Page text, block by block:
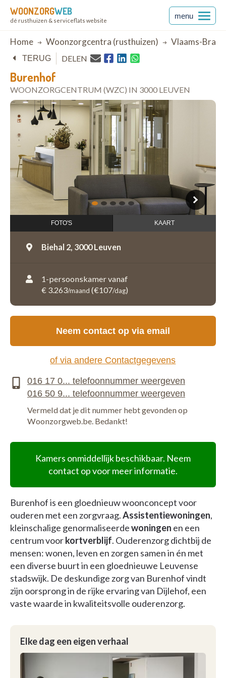
WOONZORGWEB
dé rusthuizen & serviceflats website
menu
Breadcrumb
Home Woonzorgcentra (rusthuizen) Vlaams-
Burenhof
WOONZORGCENTRUM (WZC) IN 3000 LEUVEN
TERUG DELEN
1 2 3 4 5
open in Google Maps
FOTO'S KAART
Biehal 2, 3000 Leuven
1-persoonskamer vanaf
€ 3.263/maand (€107/dag)
Kamers onmiddellijk beschikbaar. Neem
contact op voor meer informatie.
Burenhof is een gloednieuw woonconcept voor
ouderen met een zorgvraag.Assistentiewoningen,
kleinschalige genormaliseerdewoningen en een
centrum voorkortverblijf. Ouderenzorg dichtbij de
mensen: wonen, leven en zorgen samen in én met
een diverse buurt in een gloednieuwe Leuvense
stadswijk. De deskundige zorg van Burenhof vindt
zijn oorsprong in de rijke ervaring van Dijlehof, een
vaste waarde in kwaliteitsvolle ouderenzorg.
Elke dag een eigen verhaal
Neem contact op via email
of via andere Contactgegevens
Vermeld dat je dit nummer hebt gevonden op
Woonzorgweb.be. Bedankt!